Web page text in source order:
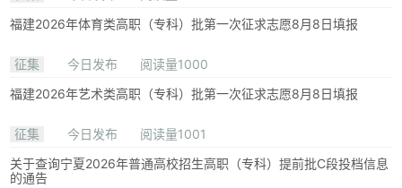
福建2026年体育类高职（专科）批第一次征求志愿8月8日填报
征集 今日发布
阅读量1000
福建2026年艺术类高职（专科）批第一次征求志愿8月8日填报
征集 今日发布
阅读量1001
关于查询宁夏2026年普通高校招生高职（专科）提前批C段投档信息
的通告